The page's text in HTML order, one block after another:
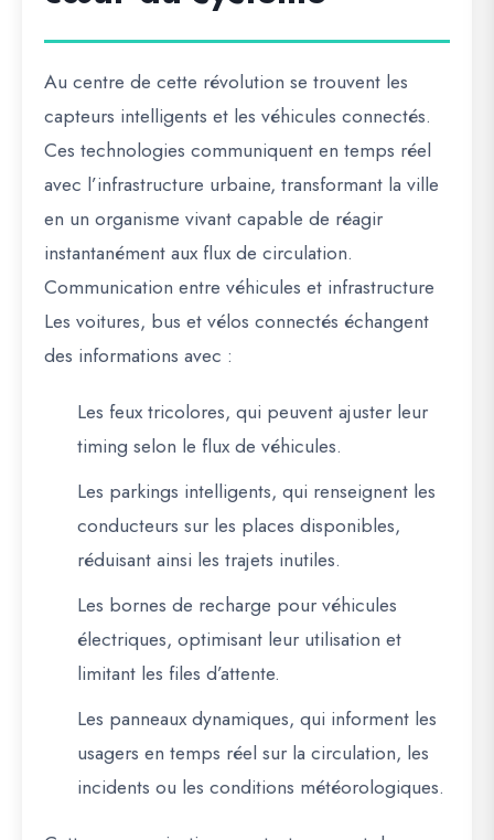
Au centre de cette révolution se trouvent les
capteurs intelligents et les véhicules connectés.
Ces technologies communiquent en temps réel
avec l’infrastructure urbaine, transformant la ville
en un organisme vivant capable de réagir
instantanément aux flux de circulation.
Communication entre véhicules et infrastructure
Les voitures, bus et vélos connectés échangent
des informations avec :
Les feux tricolores, qui peuvent ajuster leur
timing selon le flux de véhicules.
Les parkings intelligents, qui renseignent les
conducteurs sur les places disponibles,
réduisant ainsi les trajets inutiles.
Les bornes de recharge pour véhicules
électriques, optimisant leur utilisation et
limitant les files d’attente.
Les panneaux dynamiques, qui informent les
usagers en temps réel sur la circulation, les
incidents ou les conditions météorologiques.